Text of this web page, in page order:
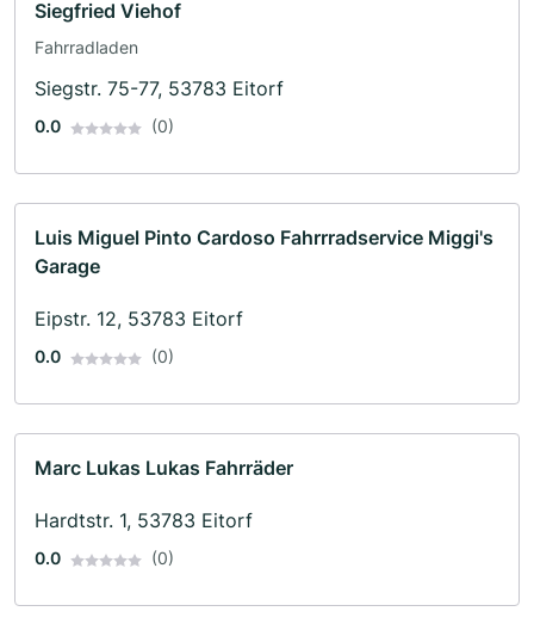
Siegfried Viehof
Fahrradladen
Siegstr. 75-77, 53783 Eitorf
0.0 (0)
Luis Miguel Pinto Cardoso Fahrrradservice Miggi's
Garage
Eipstr. 12, 53783 Eitorf
0.0 (0)
Marc Lukas Lukas Fahrräder
Hardtstr. 1, 53783 Eitorf
0.0 (0)